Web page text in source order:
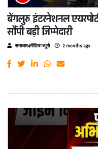
बेंगलुरु इंटरनेशनल
सौंपी बड़ी जिम्मेदारी
समाचार4मीडिया ब्यूरो 2 months ago